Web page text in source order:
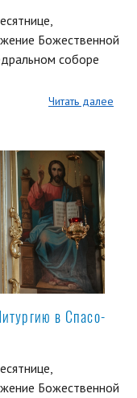
Божественной
соборе
Читать далее
в Спасо-
Божественной